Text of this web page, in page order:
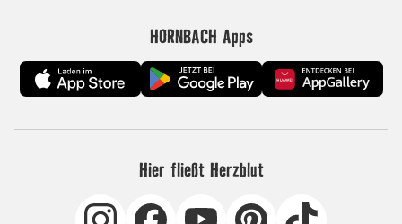
HORNBACH Apps
Hier fließt Herzblut